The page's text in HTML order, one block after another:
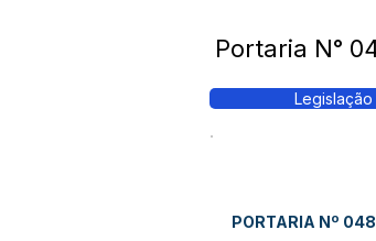
Portaria N°
Legislação
PORTARIA Nº